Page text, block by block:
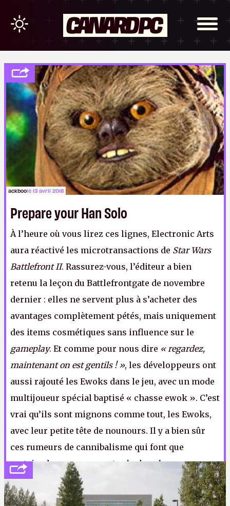
ackboole 13 avril 2018
Prepare your Han Solo
À l’heure où vous lirez ces lignes, Electronic Arts
aura réactivé les microtransactions de Star Wars
Battlefront II. Rassurez-vous, l’éditeur a bien
retenu la leçon du Battlefrontgate de novembre
dernier : elles ne servent plus à s’acheter des
avantages complètement pétés, mais uniquement
des items cosmétiques sans influence sur le
gameplay. Et comme pour nous dire « regardez,
maintenant on est gentils ! », les développeurs ont
aussi rajouté les Ewoks dans le jeu, avec un mode
multijoueur spécial baptisé « chasse ewok ». C’est
vrai qu’ils sont mignons comme tout, les Ewoks,
avec leur petite tête de nounours. Il y a bien sûr
ces rumeurs de cannibalisme qui font que
certains les surnomment
« les bouchers
psychopathes de la forêt d’Endor »
, mais je mets ça
sur le compte de la propagande impériale.A.